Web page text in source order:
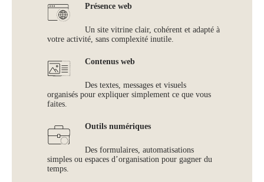
Présence web
Un site vitrine clair, cohérent et adapté à
votre activité, sans complexité inutile.
Contenus web
Des textes, messages et visuels
organisés pour expliquer simplement ce que vous
faites.
Outils numériques
Des formulaires, automatisations
simples ou espaces d’organisation pour gagner du
temps.